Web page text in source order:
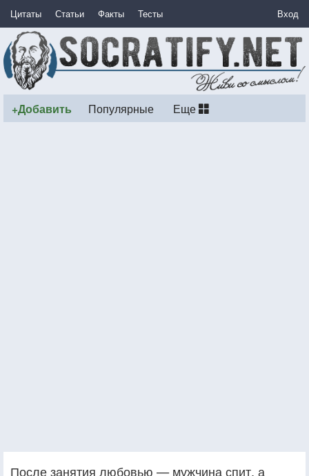
Цитаты Статьи Факты Тесты Вход
+Добавить Популярные Еще
После занятия любовью — мужчина спит, а